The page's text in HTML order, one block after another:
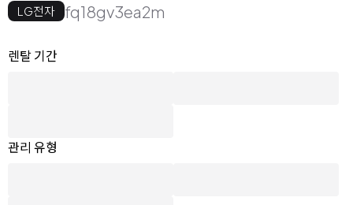
LG전자 fq18gv3ea2m
옵션 선택
렌탈 선택
렌탈 기간
관리 유형